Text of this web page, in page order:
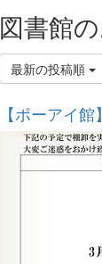
図書館
最新の投稿順
【ポーアイ